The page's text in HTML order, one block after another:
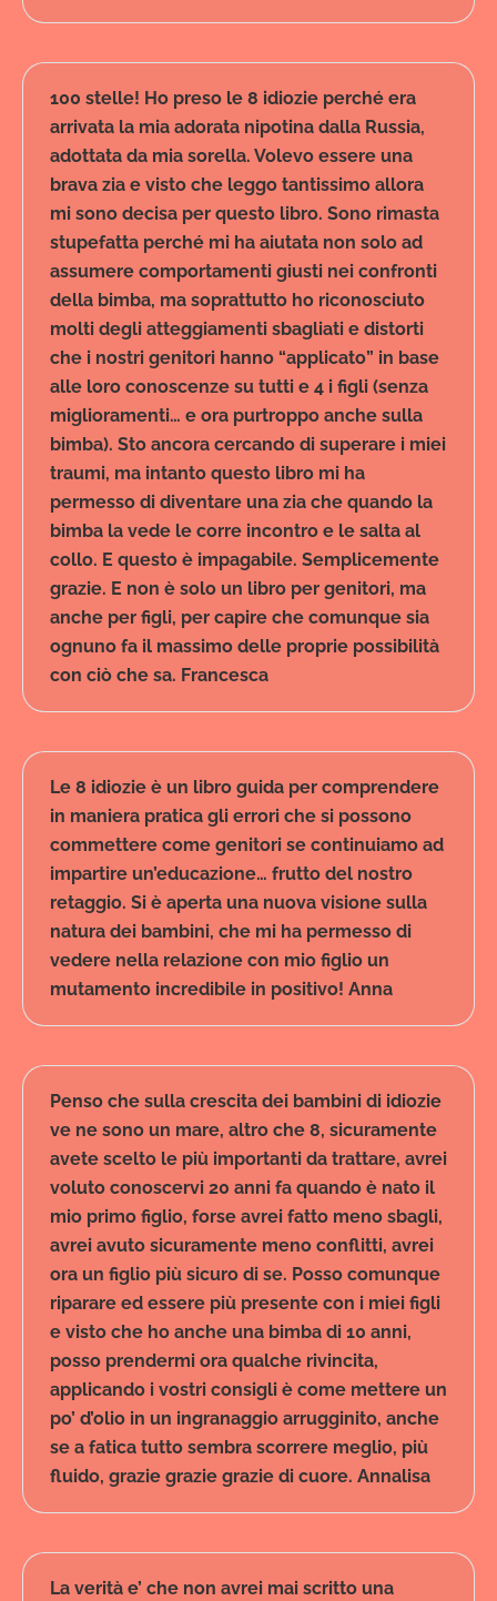
100 stelle! Ho preso le 8 idiozie perché era
arrivata la mia adorata nipotina dalla Russia,
adottata da mia sorella. Volevo essere una
brava zia e visto che leggo tantissimo allora
mi sono decisa per questo libro. Sono rimasta
stupefatta perché mi ha aiutata non solo ad
assumere comportamenti giusti nei confronti
della bimba, ma soprattutto ho riconosciuto
molti degli atteggiamenti sbagliati e distorti
che i nostri genitori hanno “applicato” in base
alle loro conoscenze su tutti e 4 i figli (senza
miglioramenti… e ora purtroppo anche sulla
bimba). Sto ancora cercando di superare i miei
traumi, ma intanto questo libro mi ha
permesso di diventare una zia che quando la
bimba la vede le corre incontro e le salta al
collo. E questo è impagabile. Semplicemente
grazie. E non è solo un libro per genitori, ma
anche per figli, per capire che comunque sia
ognuno fa il massimo delle proprie possibilità
con ciò che sa. Francesca
Le 8 idiozie è un libro guida per comprendere
in maniera pratica gli errori che si possono
commettere come genitori se continuiamo ad
impartire un’educazione… frutto del nostro
retaggio. Si è aperta una nuova visione sulla
natura dei bambini, che mi ha permesso di
vedere nella relazione con mio figlio un
mutamento incredibile in positivo! Anna
Penso che sulla crescita dei bambini di idiozie
ve ne sono un mare, altro che 8, sicuramente
avete scelto le più importanti da trattare, avrei
voluto conoscervi 20 anni fa quando è nato il
mio primo figlio, forse avrei fatto meno sbagli,
avrei avuto sicuramente meno conflitti, avrei
ora un figlio più sicuro di se. Posso comunque
riparare ed essere più presente con i miei figli
e visto che ho anche una bimba di 10 anni,
posso prendermi ora qualche rivincita,
applicando i vostri consigli è come mettere un
po’ d’olio in un ingranaggio arrugginito, anche
se a fatica tutto sembra scorrere meglio, più
fluido, grazie grazie grazie di cuore. Annalisa
La verità e’ che non avrei mai scritto una